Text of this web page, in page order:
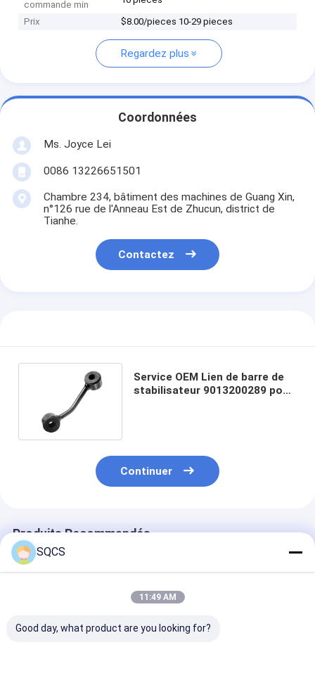
commande min
Prix $8.00/pieces 10-29 pieces
Regardez plus
Coordonnées
Ms. Joyce Lei
0086 13226651501
Chambre 234, bâtiment des machines de Guang Xin,
n°126 rue de l'Anneau Est de Zhucun, district de
Tianhe.
Contactez
Service OEM Lien de barre de
stabilisateur 9013200289 pour
Continuer
Produits Recommandés
SQCS
11:49 AM
Good day, what product are you looking for?